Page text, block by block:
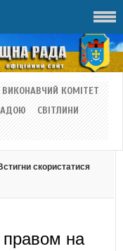
ВИКОНАВЧИЙ КОМІТЕТ
СВІТЛИНИ
скористатися
правом на